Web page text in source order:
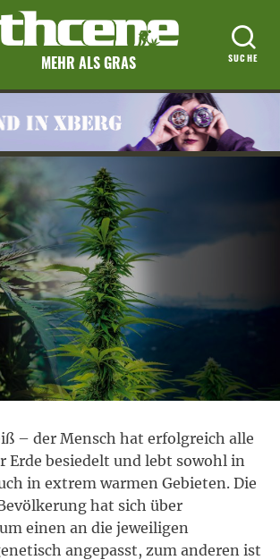
MEHR ALS GRAS
– der Mensch hat erfolgreich alle
Erde besiedelt und lebt sowohl in
in extrem warmen Gebieten. Die
hat sich über
einen an die jeweiligen
angepasst, zum anderen ist